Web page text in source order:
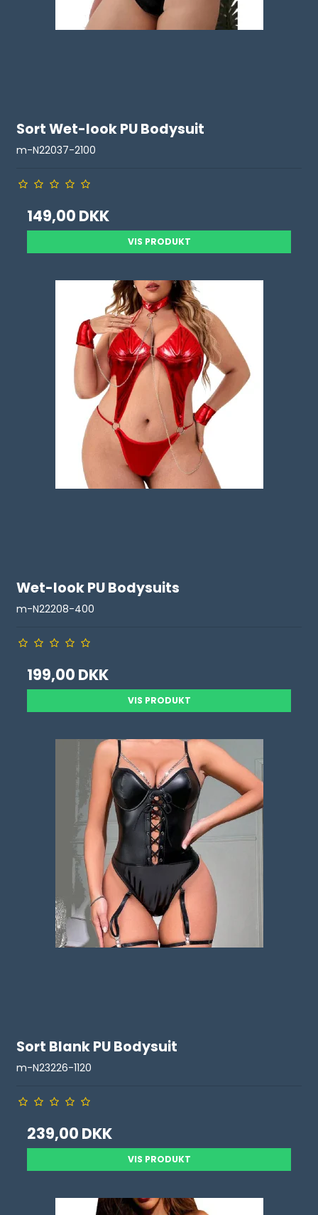
Sort Wet-look PU Bodysuit
m-N22037-2100
149,00 DKK
VIS PRODUKT
Wet-look PU Bodysuits
m-N22208-400
199,00 DKK
VIS PRODUKT
Sort Blank PU Bodysuit
m-N23226-1120
239,00 DKK
VIS PRODUKT